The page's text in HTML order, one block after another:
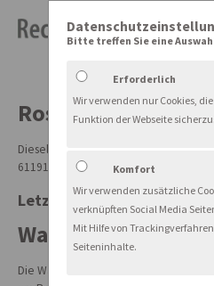
Der Eintrag "offcanvas-col1" existiert
Der Eintrag "offcanvas-col2" existiert
Der Eintrag "offcanvas-col3" existiert
Der Eintrag "offcanvas-col4" existiert
Rosbach
Dieselstraße 11
61191 Rosbach
Letzter Einlass: 15 Minuten
Waagen-Größe
Die Waage des Recyclinghofes
Bitte treffen Sie eine
Erforderlich
Wir verwenden nur Cookies,
Funktion der Webseite
Komfort
Wir verwenden zusätzliche
verknüpften Social Media
Mit Hilfe von
Seiteninhalte.